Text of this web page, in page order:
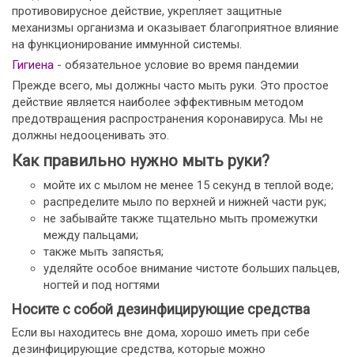
противовирусное действие, укрепляет защитные
механизмы организма и оказывает благоприятное влияние
на функционирование иммунной системы.
Гигиена - обязательное условие во время пандемии
Прежде всего, мы должны часто мыть руки. Это простое
действие является наиболее эффективным методом
предотвращения распространения коронавируса. Мы не
должны недооценивать это.
Как правильно нужно мыть руки?
мойте их с мылом не менее 15 секунд в теплой воде;
распределите мыло по верхней и нижней части рук;
не забывайте также тщательно мыть промежутки
между пальцами;
также мыть запястья;
уделяйте особое внимание чистоте больших пальцев,
ногтей и под ногтями
Носите с собой дезинфицирующие средства
Если вы находитесь вне дома, хорошо иметь при себе
дезинфицирующие средства, которые можно